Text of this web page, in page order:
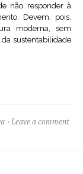
não responder à
Devem, pois,
moderna, sem
sustentabilidade
Leave a comment